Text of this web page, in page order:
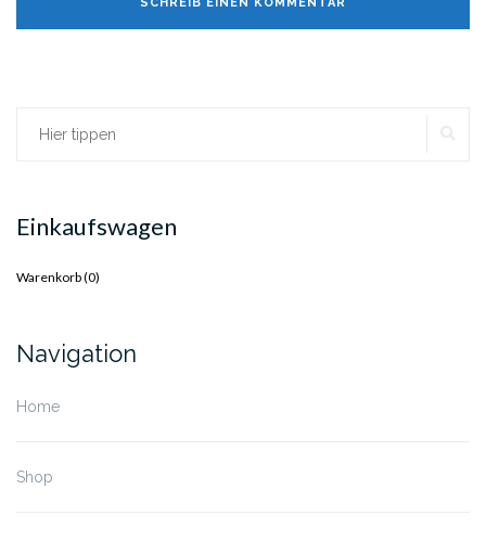
Suchen
Einkaufswagen
Warenkorb (0)
Navigation
Home
Shop